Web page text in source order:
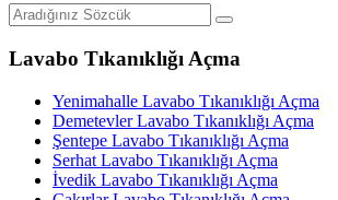
Lavabo Tıkanıklığı Açma
Yenimahalle Lavabo Tıkanıklığı Açma
Demetevler Lavabo Tıkanıklığı Açma
Şentepe Lavabo Tıkanıklığı Açma
Serhat Lavabo Tıkanıklığı Açma
İvedik Lavabo Tıkanıklığı Açma